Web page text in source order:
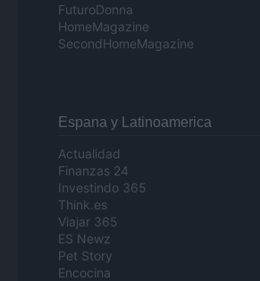
FuturoDonna
HomeMagazine
SecondHomeMagazine
Espana y Latinoamerica
Actualidad
Finanzas 24
Investindo 365
Think.es
Viajar 365
ES Newz
Pet Story
Encocina